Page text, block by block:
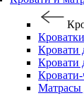
Кровати
Кровати
Кровати-
Матрасы